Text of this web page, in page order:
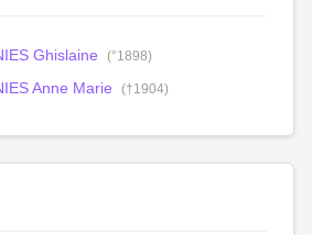
Ghislaine (°1898)
Anne Marie (†1904)